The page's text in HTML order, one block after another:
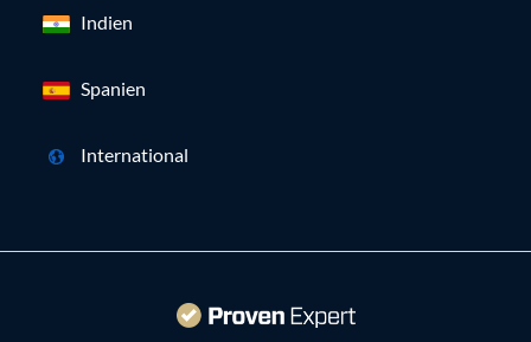
Indien
Spanien
International